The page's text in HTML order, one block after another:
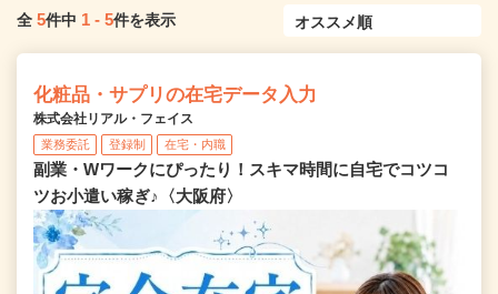
全 5件中 1 - 5件を表示
化粧品・サプリの在宅データ入力
株式会社リアル・フェイス
業務委託 登録制 在宅・内職
副業・Wワークにぴったり！スキマ時間に自宅でコツコ
ツお小遣い稼ぎ♪〈大阪府〉